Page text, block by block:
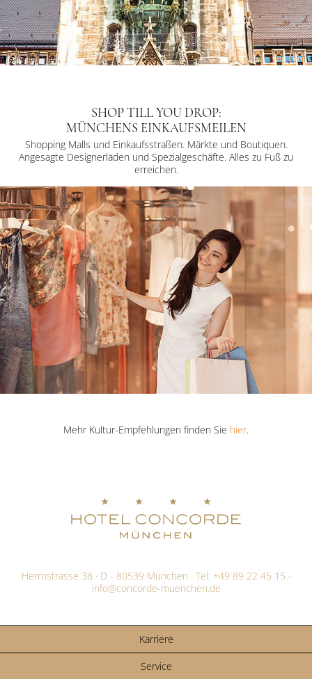
SHOP TILL YOU DROP:
MÜNCHENS EINKAUFSMEILEN
Shopping Malls und Einkaufsstraßen. Märkte und Boutiquen.
Angesagte Designerläden und Spezialgeschäfte. Alles zu Fuß zu
erreichen.
Mehr Kultur-Empfehlungen finden Sie hier.
Herrnstrasse 38 · D - 80539 München · Tel: +49 89 22 45 15 ·
info@concorde-muenchen.de
Karriere
Service